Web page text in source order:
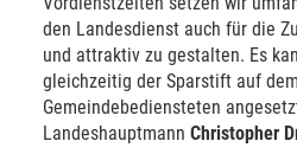
den Landesdienst auch für die
und attraktiv zu gestalten. Es
gleichzeitig der Sparstift auf
Gemeindebediensteten
Landeshauptmann Christopher